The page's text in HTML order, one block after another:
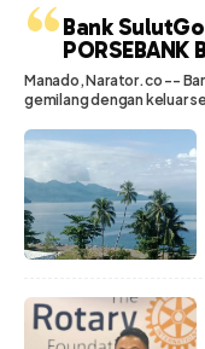
“Bank
Manado, Narator.co --
gemilang dengan keluar